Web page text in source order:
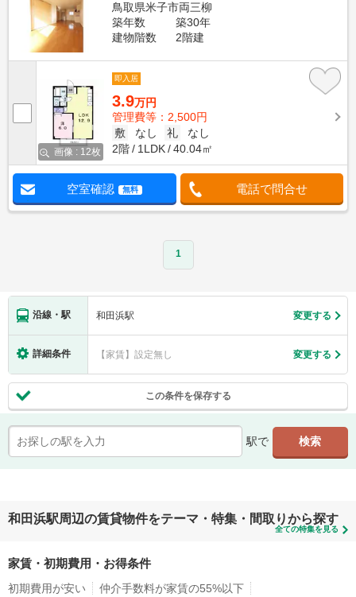
鳥取県米子市両三柳
築年数
築30年
建物階数
2階建
画像 : 12枚
即入居
3.9万円
管理費等：2,500円
敷
なし 礼
なし
2階
1LDK 40.04㎡
空室確認 無料 電話で問合せ
1
沿線・駅 和田浜駅 変更する
詳細条件 【家賃】設定無し 変更する
この条件を保存する
駅で
和田浜駅周辺の賃貸物件をテーマ・特集・間取りから探す
全ての特集を見る
家賃・初期費用・お得条件
初期費用が安い
仲介手数料が家賃の55%以下